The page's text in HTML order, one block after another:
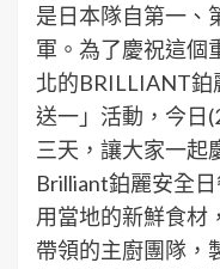
是日本隊自第一、
軍。為了慶祝這個
北的BRILLIANT鉑
送一」活動，今日
三天，讓大家一起
Brilliant鉑麗安全
用當地的新鮮食材
帶領的主廚團隊，